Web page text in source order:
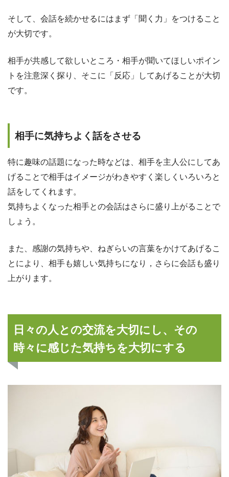
そして、会話を続かせるにはまず「聞く力」をつけること
が大切です。
相手が共感して欲しいところ・相手が聞いてほしいポイン
トを注意深く探り、そこに「反応」してあげることが大切
です。
相手に気持ちよく話をさせる
特に趣味の話題になった時などは、相手を主人公にしてあ
げることで相手はイメージがわきやすく楽しくいろいろと
話をしてくれます。
気持ちよくなった相手との会話はさらに盛り上がることで
しょう。
また、感謝の気持ちや、ねぎらいの言葉をかけてあげるこ
とにより、相手も嬉しい気持ちになり，さらに会話も盛り
上がります。
日々の人との交流を大切にし、その
時々に感じた気持ちを大切にする